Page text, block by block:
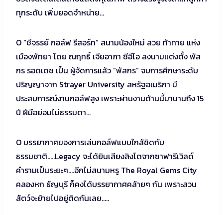
ทุกระดับ เพิ่มยอดจำหน่าย…
O “ชีจรรย์ กอล์ฟ รีสอร์ท” สนามน้องใหม่ สวย ท้าทาย แห่ง
เมืองพัทยา โดย ณฤทธิ์ เจียอาภา ซีอีโอ ลงนามแต่งตั้ง พัส
กร รอดเดช เป็น ผู้จัดการแล้ว “พัสกร” จบการศึกษาระดับ
ปริญญาจาก Strayer University สหรัฐอเมริกา มี
ประสบการณ์งานกอล์ฟสูง เพราะผ่านงานด้านนี้มานานถึง 15
ปี ฝีมือย่อมไม่ธรรมดา…
O บรรยากาศของการเล่นกอล์ฟแบบใกล้ชิดกับ
ธรรมชาติ…..Legacy จะได้ยินเสียงสิงโตจากซาฟารีเวิลด์
คำรามเป็นระยะๆ….อีกไม่สนามหรู The Royal Gems City
คลองหก ธัญบุรี ก็คงได้บรรยากาศคล้ายๆ กัน เพราะสวน
สัตว์จะย้ายไปอยู่ติดกันเลย…..